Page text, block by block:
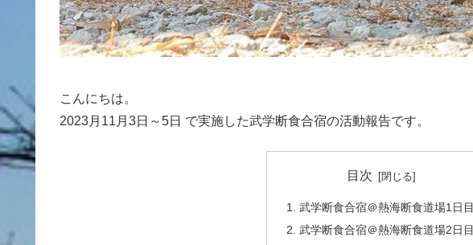
こんにちは。
2023月11月3日～5日 で実施した武学断食合宿の活動報告です。
目次
武学断食合宿＠熱海断食道場1日目
武学断食合宿＠熱海断食道場2日目